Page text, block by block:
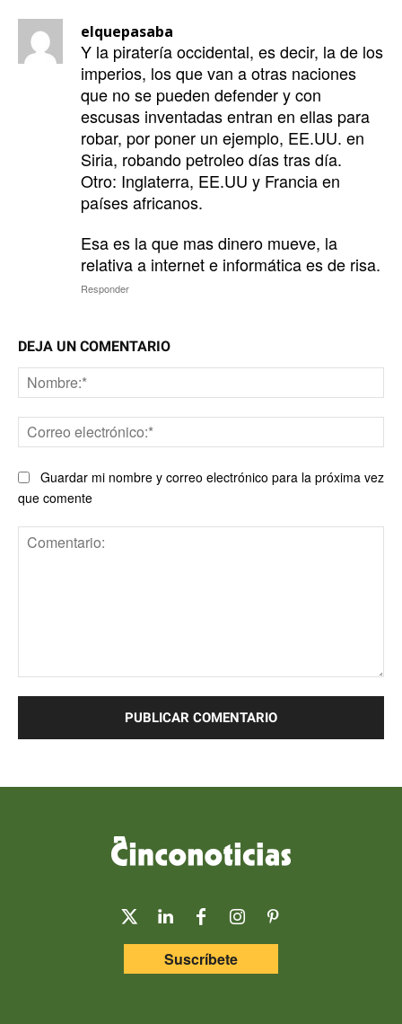
elquepasaba
Y la piratería occidental, es decir, la de los
imperios, los que van a otras naciones
que no se pueden defender y con
escusas inventadas entran en ellas para
robar, por poner un ejemplo, EE.UU. en
Siria, robando petroleo días tras día.
Otro: Inglaterra, EE.UU y Francia en
países africanos.
Esa es la que mas dinero mueve, la
relativa a internet e informática es de risa.
Responder
DEJA UN COMENTARIO
Guardar mi nombre y correo electrónico para la próxima vez
que comente
Suscríbete